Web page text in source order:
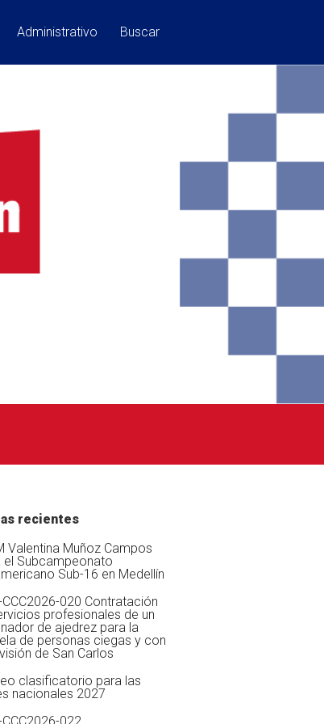
Administrativo Buscar
recientes
Valentina Muñoz Campos
el Subcampeonato
Sub-16 en Medellín
CCC2026-020 Contratación
profesionales de un
de ajedrez para la
de personas ciegas y con
de San Carlos
clasificatorio para las
nacionales 2027